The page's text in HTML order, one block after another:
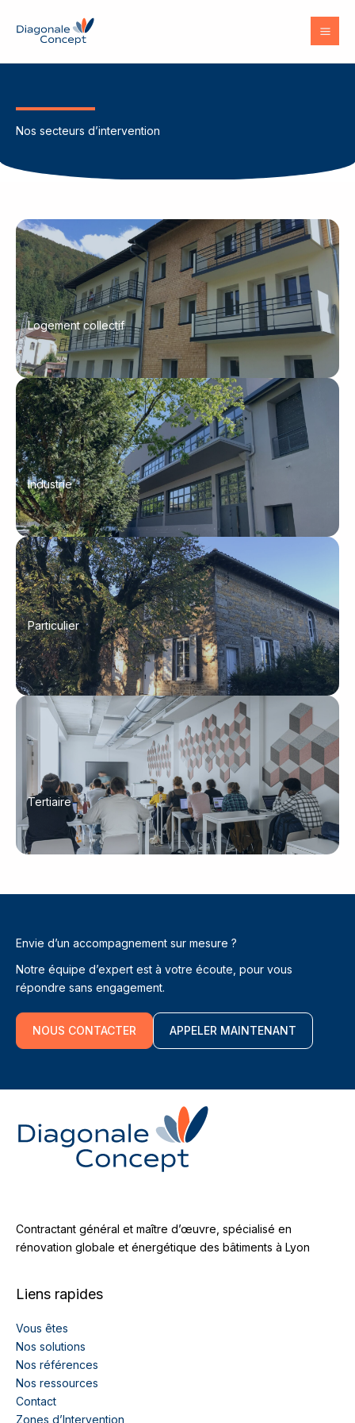
contenu
Nos secteurs d’intervention
Logement collectif
Industrie
Particulier
Tertiaire
Envie d’un accompagnement sur mesure ?
Notre équipe d’expert est à votre écoute, pour vous
répondre sans engagement.
NOUS CONTACTER APPELER MAINTENANT
Contractant général et maître d’œuvre, spécialisé en
rénovation globale et énergétique des bâtiments à Lyon
Liens rapides
Vous êtes
Nos solutions
Nos références
Nos ressources
Contact
Zones d’Intervention